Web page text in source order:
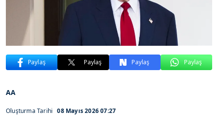
Paylaş Paylaş Paylaş Paylaş
AA
Oluşturma Tarihi 08 Mayıs 2026 07:27